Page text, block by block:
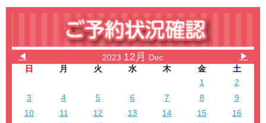
◀ 2023 12月 Dec
▶
日
月 火 水 木 金
土
1
2
3
4 5 6 7 8
9
10
11 12 13 14 15
16